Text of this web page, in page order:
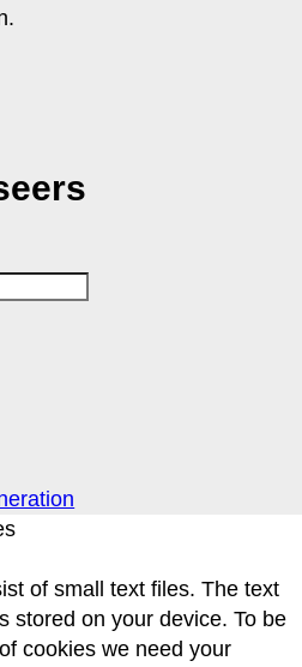
of small text files. The text
stored on your device. To be
cookies we need your